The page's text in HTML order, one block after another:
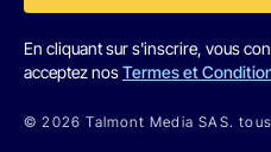
En cliquant sur s'inscrire, vous
acceptez nosTermes et
© 2026 Talmont Media SAS.